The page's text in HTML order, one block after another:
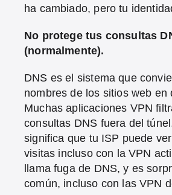
ha cambiado, pero tu
No protege tus consultas
(normalmente).
DNS es el sistema que
nombres de los sitios web en
Muchas aplicaciones VPN
consultas DNS fuera del
significa que tu ISP puede
visitas incluso con la VPN
llama fuga de DNS, y es
común, incluso con las VPN